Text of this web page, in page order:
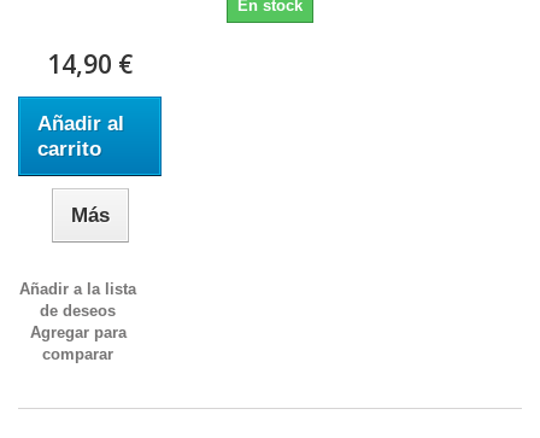
En stock
14,90 €
Añadir al
carrito
Más
Añadir a la lista
de deseos
Agregar para
comparar